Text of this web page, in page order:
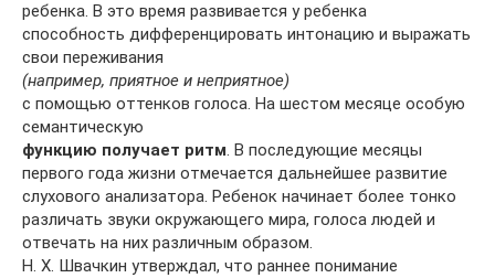
ребенка. В это время развивается у ребенка
способность дифференцировать интонацию и выражать
свои переживания
(например, приятное и неприятное)
с помощью оттенков голоса. На шестом месяце особую
семантическую
функцию получает ритм. В последующие месяцы
первого года жизни отмечается дальнейшее развитие
слухового анализатора. Ребенок начинает более тонко
различать звуки окружающего мира, голоса людей и
отвечать на них различным образом.
Н. Х. Швачкин утверждал, что раннее понимание